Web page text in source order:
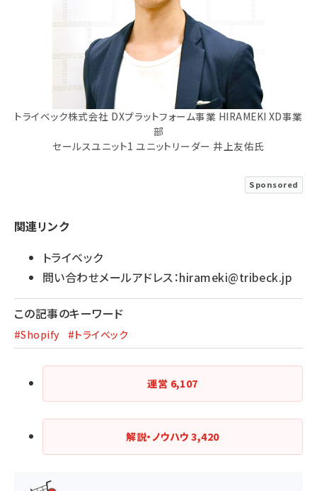
トライベック株式会社 DXプラットフォーム事業 HIRAMEKI XD事業
部
セールスユニット1 ユニットリーダー 井上友佑氏
Sponsored
関連リンク
トライベック
問い合わせメールアドレス：hirameki@tribeck.jp
この記事のキーワード
#Shopify #トライベック
運営 6,107
解説・ノウハウ3,420